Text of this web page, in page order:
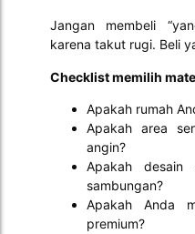
Jangan membeli
karena takut rugi. Beli
Checklist memilih
Apakah rumah
Apakah area
angin?
Apakah
sambungan?
Apakah Anda
premium?